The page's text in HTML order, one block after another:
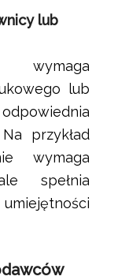
lub
lub
przykład
wymaga
spełnia